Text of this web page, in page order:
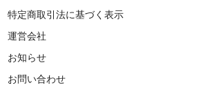
特定商取引法に基づく表示
運営会社
お知らせ
お問い合わせ